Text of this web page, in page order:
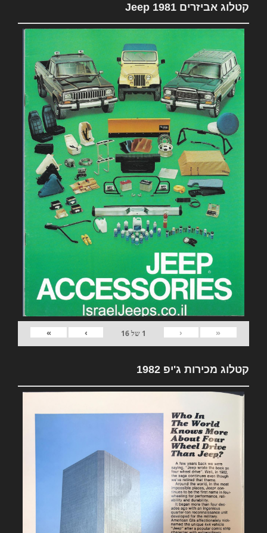
קטלוג אביזרים 1981 Jeep
«
‹
1 של16
›
»
קטלוג מכירות ג'יפ 1982